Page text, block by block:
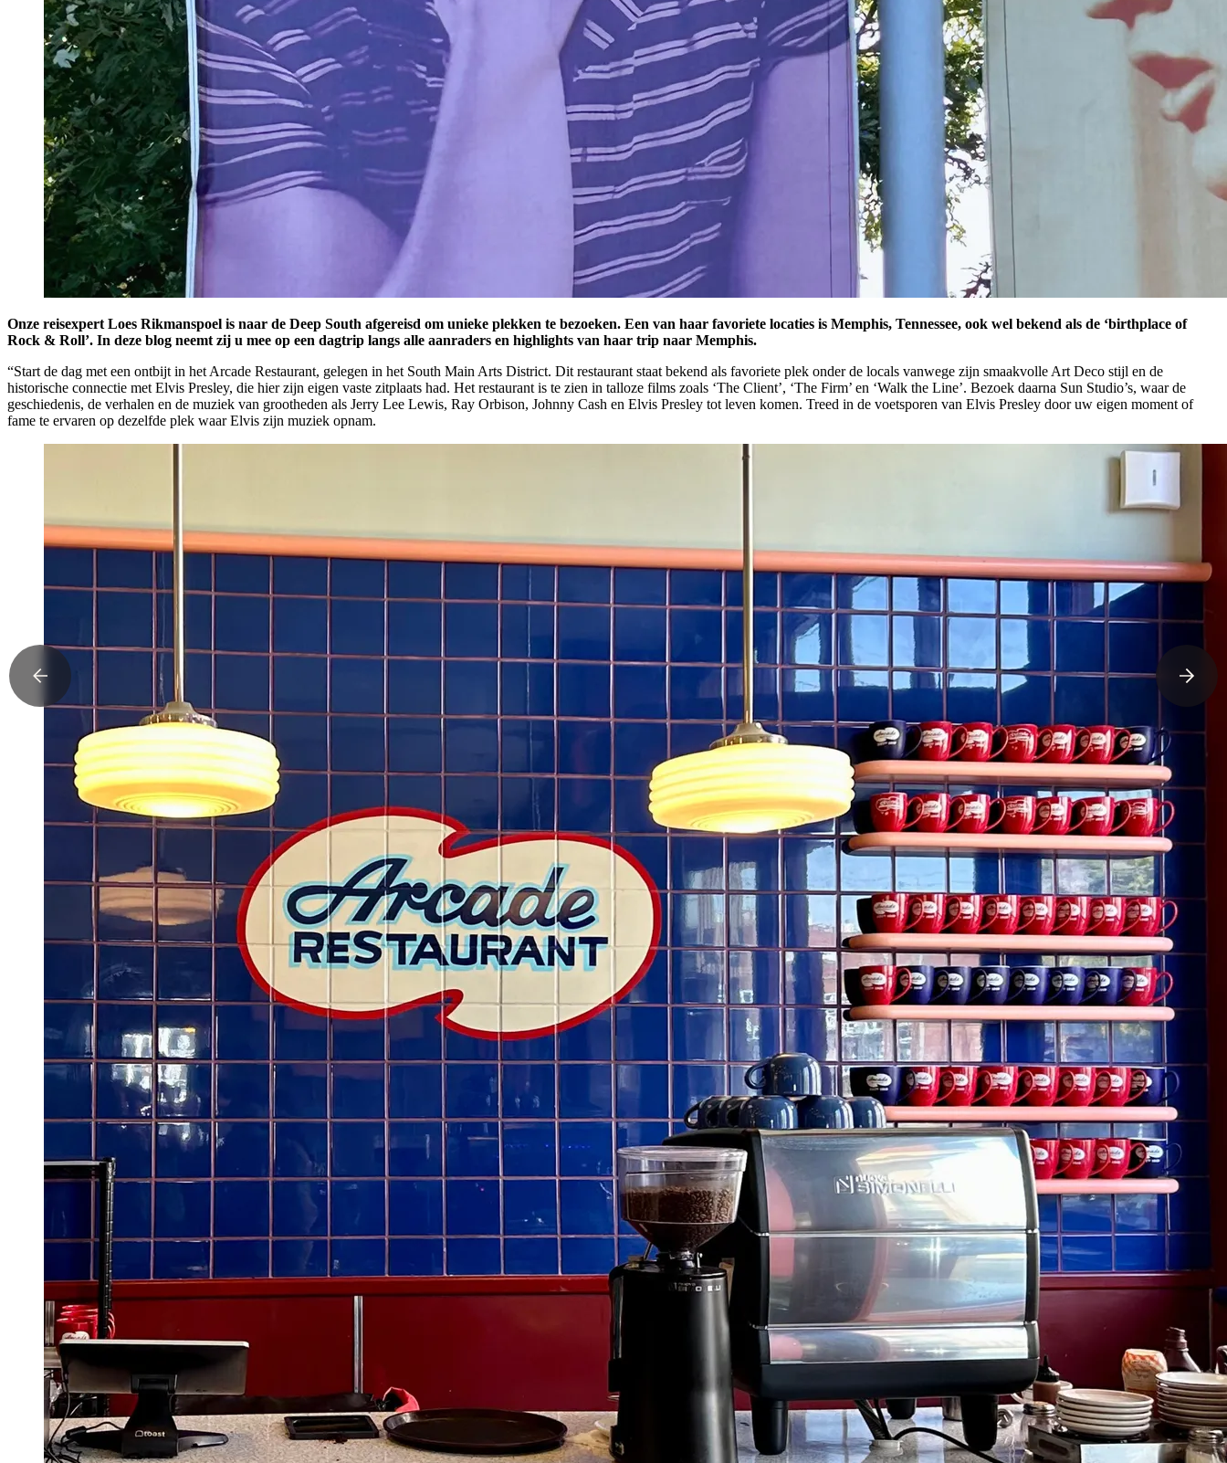
Onze reisexpert Loes Rikmanspoel is naar de Deep South afgereisd om unieke plekken te bezoeken. Een van haar favoriete locaties is Memphis, Tennessee, ook wel bekend als de ‘birthplace of
Rock & Roll’. In deze blog neemt zij u mee op een dagtrip langs alle aanraders en highlights van haar trip naar Memphis.
“Start de dag met een ontbijt in het Arcade Restaurant, gelegen in het South Main Arts District. Dit restaurant staat bekend als favoriete plek onder de locals vanwege zijn smaakvolle Art Deco stijl en de
historische connectie met Elvis Presley, die hier zijn eigen vaste zitplaats had. Het restaurant is te zien in talloze films zoals ‘The Client’, ‘The Firm’ en ‘Walk the Line’. Bezoek daarna Sun Studio’s, waar de
geschiedenis, de verhalen en de muziek van grootheden als Jerry Lee Lewis, Ray Orbison, Johnny Cash en Elvis Presley tot leven komen. Treed in de voetsporen van Elvis Presley door uw eigen moment of
fame te ervaren op dezelfde plek waar Elvis zijn muziek opnam.